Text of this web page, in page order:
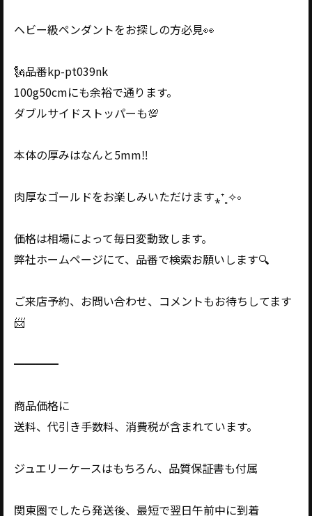
ヘビー級ペンダントをお探しの方必見👀
🗽品番kp-pt039nk
100g50cmにも余裕で通ります。
ダブルサイドストッパーも💯
本体の厚みはなんと5mm‼️
肉厚なゴールドをお楽しみいただけます⁎⁺˳✧༚
価格は相場によって毎日変動致します。
弊社ホームページにて、品番で検索お願いします🔍
ご来店予約、お問い合わせ、コメントもお待ちしてます
📨
━━━━
商品価格に
送料、代引き手数料、消費税が含まれています。
ジュエリーケースはもちろん、品質保証書も付属
関東圏でしたら発送後、最短で翌日午前中に到着